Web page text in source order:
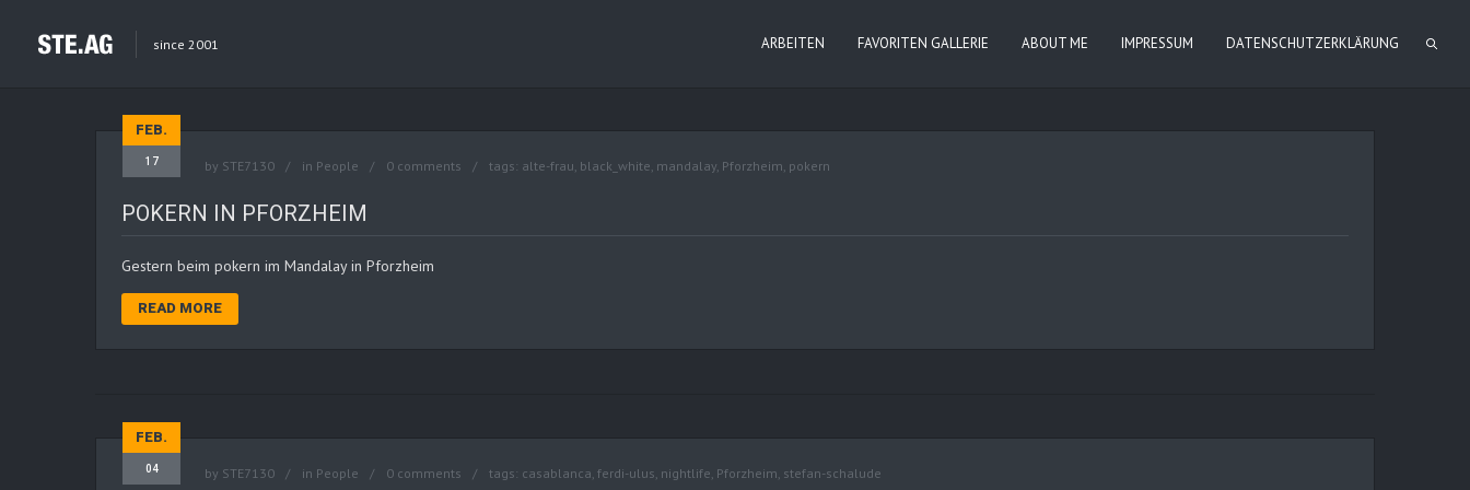
since 2001 ARBEITEN FAVORITEN GALLERIE ABOUT ME IMPRESSUM DATENSCHUTZERKLÄRUNG
FEB.
17 by STE7130 in People 0 comments tags: alte-frau, black_white, mandalay, Pforzheim, pokern
POKERN IN PFORZHEIM
Gestern beim pokern im Mandalay in Pforzheim
READ MORE
FEB.
04 by STE7130 in People 0 comments tags: casablanca, ferdi-ulus, nightlife, Pforzheim, stefan-schalude